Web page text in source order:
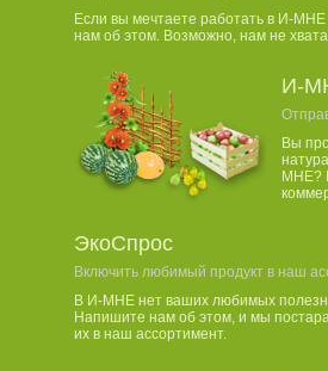
Если вы мечтаете работать в И-
нам об этом. Возможно, нам не
И-
Вы
МНЕ?
ЭкоСпрос
Включить любимый продукт в наш
В И-МНЕ нет ваших любимых
Напишите нам об этом, и мы
их в наш ассортимент.